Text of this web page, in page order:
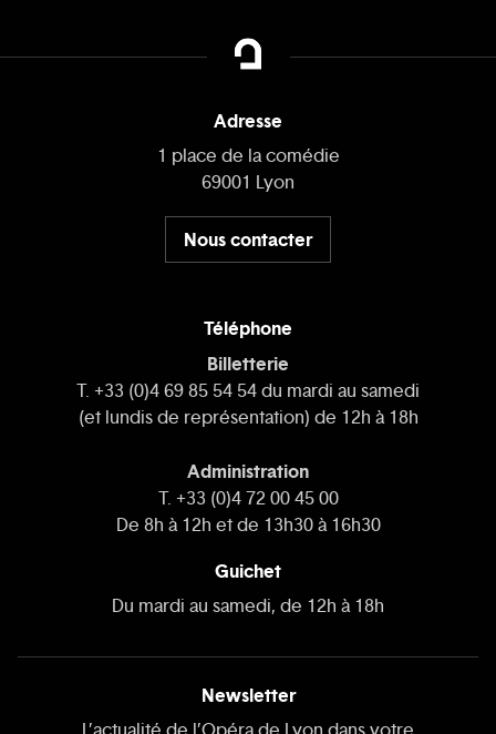
Adresse
1 place de la comédie
69001 Lyon
Nous contacter
Téléphone
Billetterie
T. +33 (0)4 69 85 54 54 du mardi au samedi
(et lundis de représentation) de 12h à 18h
Administration
T. +33 (0)4 72 00 45 00
De 8h à 12h et de 13h30 à 16h30
Guichet
Du mardi au samedi, de 12h à 18h
Newsletter